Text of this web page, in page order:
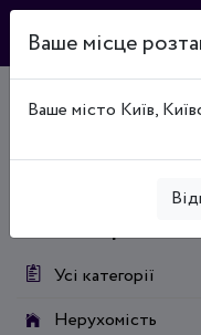
Дошка
Тютюнові вироби та
Усі категорії
Нерухомість
Ваше місце
Ваше місто Київ,